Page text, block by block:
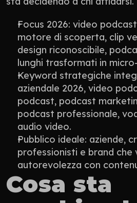
Focus 2026: video
motore di scoperta, clip
design riconoscibile,
lunghi trasformati in
Keyword strategiche
aziendale 2026, video
podcast, podcast
podcast professionale,
audio video.
Pubblico ideale: aziende,
professionisti e brand
autorevolezza con
Cosa sta